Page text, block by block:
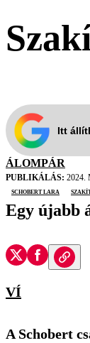
Itt
ÁLOMPÁR
PUBLIKÁLÁS: 2024.
schobert lara
Egy újabb
VÍ
A Schobert